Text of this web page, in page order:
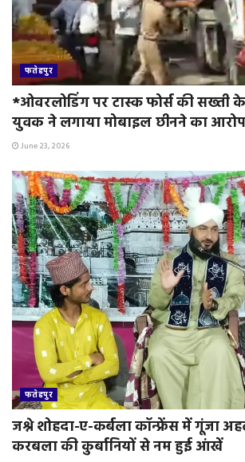
फतेहपुर
*ओवरलोडिंग पर टास्क फोर्स की सख्ती
युवक ने लगाया मोबाइल छीनने का
June 23, 2026
फतेहपुर
जश्ने शोहदा-ए-कर्बला कॉन्फ्रेंस में गूंजा
करबला की कुर्बानियों से नम हुई आंखें